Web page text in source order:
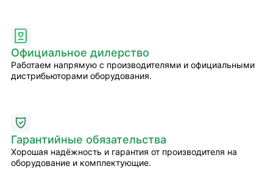
Официальное дилерство
Работаем напрямую с производителями и официальными
дистрибьюторами оборудования.
Гарантийные обязательства
Хорошая надёжность и гарантия от производителя на
оборудование и комплектующие.